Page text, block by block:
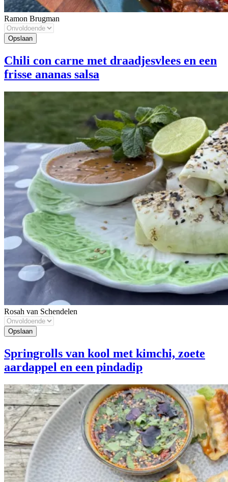
Ramon Brugman
Chili con carne met draadjesvlees en een
frisse ananas salsa
Rosah van Schendelen
Springrolls van kool met kimchi, zoete
aardappel en een pindadip